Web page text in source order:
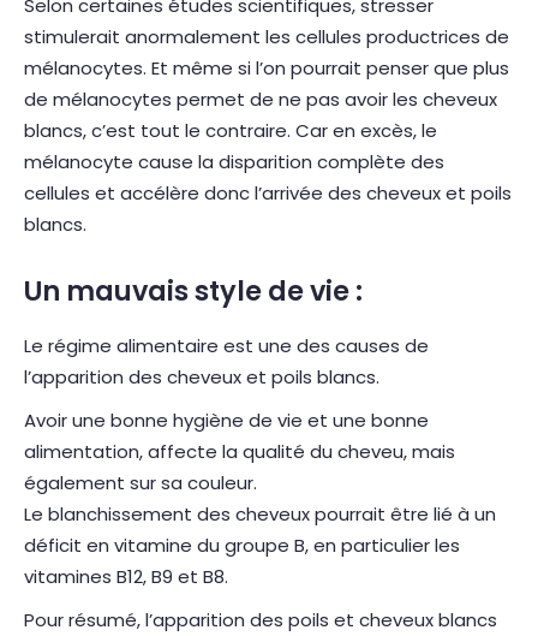
Selon certaines études scientifiques, stresser
stimulerait anormalement les cellules productrices de
mélanocytes. Et même si l’on pourrait penser que plus
de mélanocytes permet de ne pas avoir les cheveux
blancs, c’est tout le contraire. Car en excès, le
mélanocyte cause la disparition complète des
cellules et accélère donc l’arrivée des cheveux et poils
blancs.
Un mauvais style de vie :
Le régime alimentaire est une des causes de
l’apparition des cheveux et poils blancs.
Avoir une bonne hygiène de vie et une bonne
alimentation, affecte la qualité du cheveu, mais
également sur sa couleur.
Le blanchissement des cheveux pourrait être lié à un
déficit en vitamine du groupe B, en particulier les
vitamines B12, B9 et B8.
Pour résumé, l’apparition des poils et cheveux blancs